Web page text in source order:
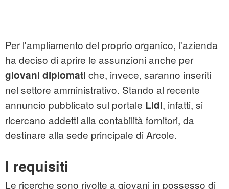
Per l'ampliamento del proprio organico, l'azienda
ha deciso di aprire le assunzioni anche per
giovani diplomati che, invece, saranno inseriti
nel settore amministrativo. Stando al recente
annuncio pubblicato sul portale Lidl, infatti, si
ricercano addetti alla contabilità fornitori, da
destinare alla sede principale di Arcole.
I requisiti
Le ricerche sono rivolte a giovani in possesso di